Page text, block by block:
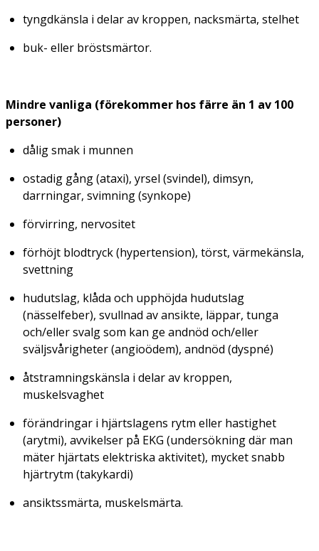
tyngdkänsla i delar av kroppen, nacksmärta, stelhet
buk- eller bröstsmärtor.
Mindre vanliga (förekommer hos färre än 1 av 100
personer)
dålig smak i munnen
ostadig gång (ataxi), yrsel (svindel), dimsyn,
darrningar, svimning (synkope)
förvirring, nervositet
förhöjt blodtryck (hypertension), törst, värmekänsla,
svettning
hudutslag, klåda och upphöjda hudutslag
(nässelfeber), svullnad av ansikte, läppar, tunga
och/eller svalg som kan ge andnöd och/eller
sväljsvårigheter (angioödem), andnöd (dyspné)
åtstramningskänsla i delar av kroppen,
muskelsvaghet
förändringar i hjärtslagens rytm eller hastighet
(arytmi), avvikelser på EKG (undersökning där man
mäter hjärtats elektriska aktivitet), mycket snabb
hjärtrytm (takykardi)
ansiktssmärta, muskelsmärta.